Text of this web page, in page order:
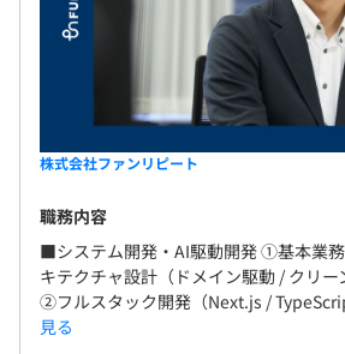
株式会社ファンリピート
職務内容
■システム開発・AI駆動開発 ①基本業
キテクチャ設計（ドメイン駆動 / クリー
②フルスタック開発（Next.js /
見る